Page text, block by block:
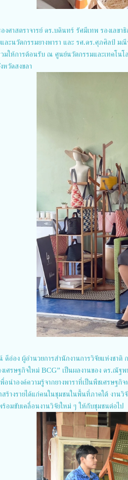
งศาสตราจารย์ ดร.บดินทร์ รัศมีเทพ รองเลข
ละนวัตกรรมยางพารา และ รศ.ดร.ศุภศิลป์ ม
มให้การต้อนรับ ณ ศูนย์นวัตกรรมและเทคโนโ
หวัดสงขลา
ดีอ่อง ผู้อำนวยการสำนักงานการวิจัยแห่งชาติ
เศรษฐกิจใหม่ BCG” เป็นผลงานของ ดร.ณั
อนำองค์ความรู้จากยางพาราที่เป็นพืชเศรษฐกิ
สร้างรายได้แก่คนในชุมชนในพื้นที่ภาคใต้ งาน
อมขับเคลื่อนงานวิจัยใหม่ ๆ ให้กับชุมชนต่อไป